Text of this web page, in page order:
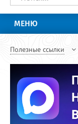
МЕНЮ
Полезные ссылки